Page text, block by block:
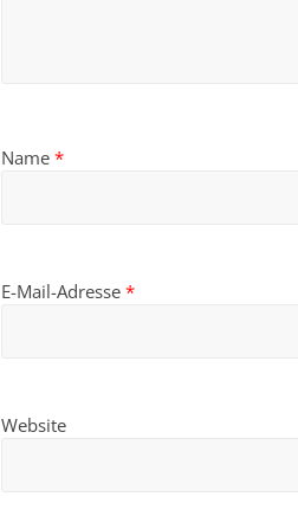
Name *
E-Mail-Adresse *
Website